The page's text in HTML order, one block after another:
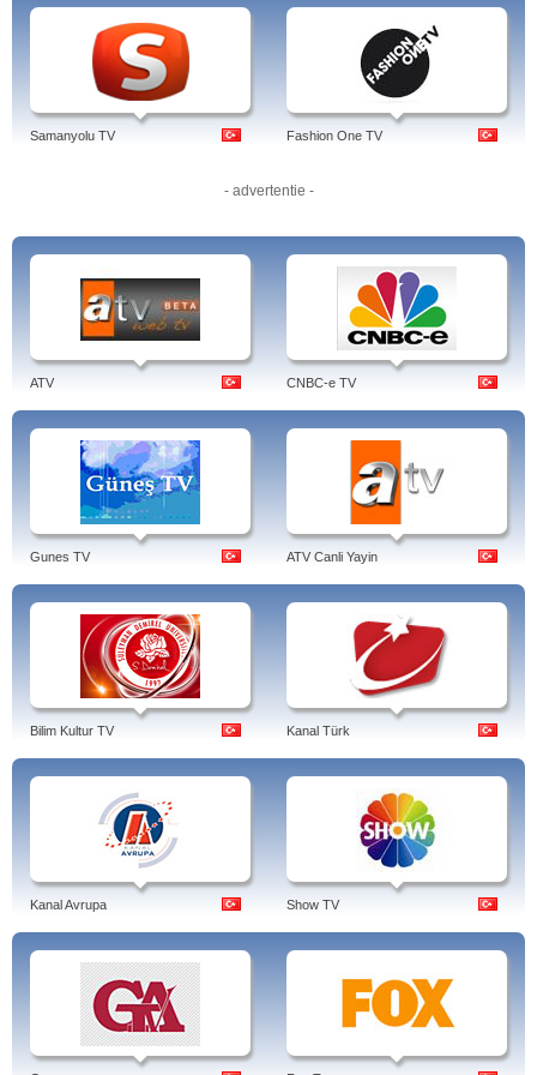
Samanyolu TV Fashion One TV
- advertentie -
ATV CNBC-e TV
Gunes TV ATV Canli Yayin
Bilim Kultur TV Kanal Türk
Kanal Avrupa Show TV